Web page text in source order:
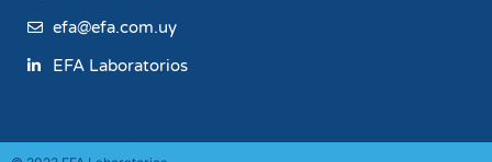
efa@efa.com.uy
EFA Laboratorios